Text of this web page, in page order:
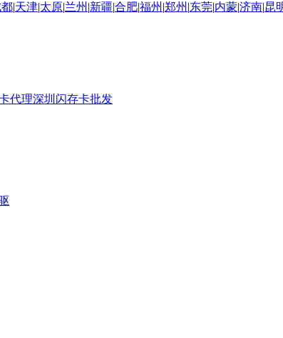
都|天津|太原|兰州 |新疆|合肥|福州 |郑州 |东莞|内蒙|济南|昆
代理深圳闪存卡批发